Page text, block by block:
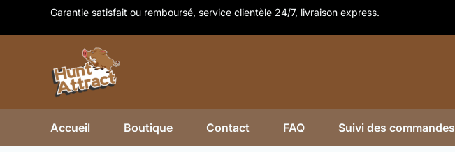
Garantie satisfait ou remboursé, service clientèle 24/7, livraison express.
Accueil Boutique Contact FAQ Suivi des commandes